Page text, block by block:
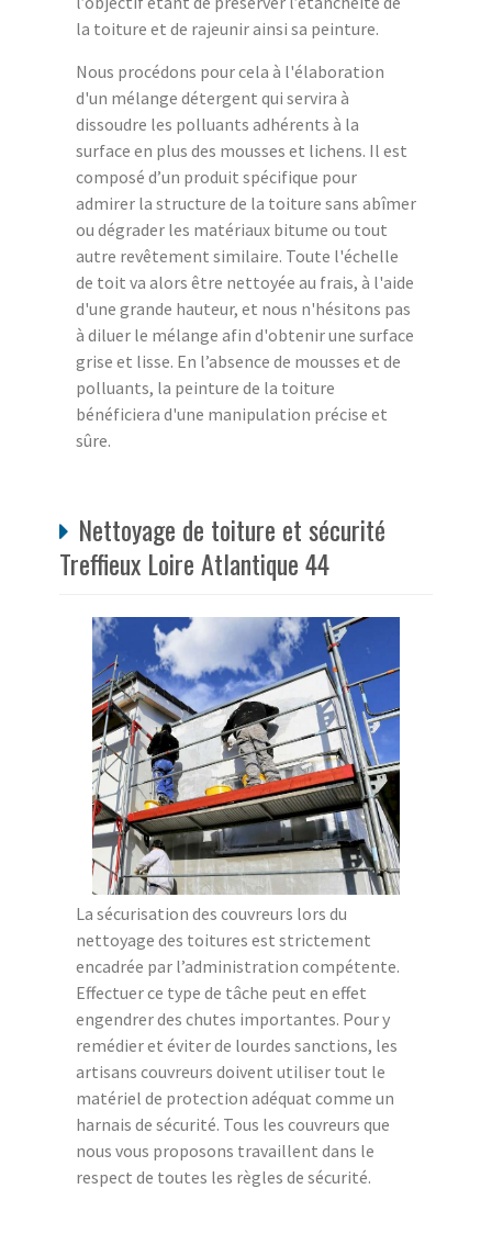
la toiture et de rajeunir ainsi sa peinture.
Nous procédons pour cela à l'élaboration
d'un mélange détergent qui servira à
dissoudre les polluants adhérents à la
surface en plus des mousses et lichens. Il est
composé d’un produit spécifique pour
admirer la structure de la toiture sans abîmer
ou dégrader les matériaux bitume ou tout
autre revêtement similaire. Toute l'échelle
de toit va alors être nettoyée au frais, à l'aide
d'une grande hauteur, et nous n'hésitons pas
à diluer le mélange afin d'obtenir une surface
grise et lisse. En l’absence de mousses et de
polluants, la peinture de la toiture
bénéficiera d'une manipulation précise et
sûre.
Nettoyage de toiture et sécurité
Treffieux Loire Atlantique 44
La sécurisation des couvreurs lors du
nettoyage des toitures est strictement
encadrée par l’administration compétente.
Effectuer ce type de tâche peut en effet
engendrer des chutes importantes. Pour y
remédier et éviter de lourdes sanctions, les
artisans couvreurs doivent utiliser tout le
matériel de protection adéquat comme un
harnais de sécurité. Tous les couvreurs que
nous vous proposons travaillent dans le
respect de toutes les règles de sécurité.